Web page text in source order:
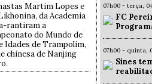
Martim Lopes e
da Academia
rantiram a
do Mundo de
Idades de Trampolim,
chinesa de Nanjing
07h00 - terça,
FC
07h00 - quinta,
Sines